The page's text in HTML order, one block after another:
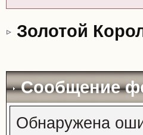
Золотой
Сообщение
Обнаружена